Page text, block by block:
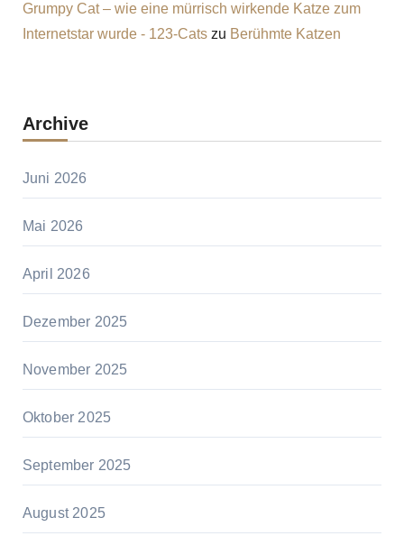
Grumpy Cat – wie eine mürrisch wirkende Katze zum
Internetstar wurde - 123-Catszu Berühmte Katzen
Archive
Juni 2026
Mai 2026
April 2026
Dezember 2025
November 2025
Oktober 2025
September 2025
August 2025